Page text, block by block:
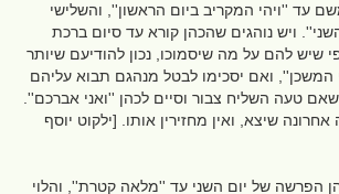
עד ''ויהי המקריב ביום הראשון'', והשלישי
ויש נוהגים שהכהן קורא עד סיום ברכת
שיש להם על מה שיסמוכו, נכון להודיעם שיותר
המשכן'', ואם יסכימו לבטל מנהגם תבוא עליהם
שאם טעה השליח צבור וסיים לכהן ''ואני אברכם''.
שיצא, ואין מחזירין אותו. [ילקוט יוסף
הפרשה של יום השני עד ''מלאה קטרת'', והלוי